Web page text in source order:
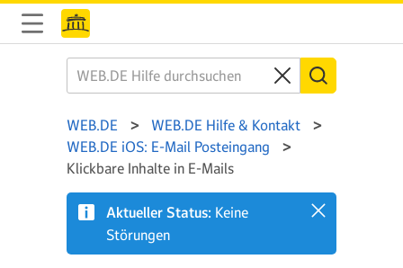
WEB.DE
WEB.DE Hilfe & Kontakt
WEB.DE iOS: E-Mail Posteingang
Klickbare Inhalte in E-Mails
Aktueller Status: Keine
Störungen